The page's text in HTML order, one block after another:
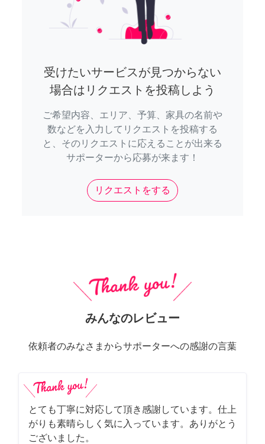
受けたいサービスが見つからない
場合はリクエストを投稿しよう
ご希望内容、エリア、予算、家具の名前や
数などを入力してリクエストを投稿する
と、そのリクエストに応えることが出来る
サポーターから応募が来ます！
リクエストをする
みんなのレビュー
依頼者のみなさまからサポーターへの感謝の言葉
とても丁寧に対応して頂き感謝しています。仕上
がりも素晴らしく気に入っています。ありがとう
ございました。